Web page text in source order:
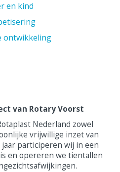
en kind
ontwikkeling
van Rotary Voorst
Nederland zowel
vrijwillige inzet van
participeren wij in een
en opereren we tientallen